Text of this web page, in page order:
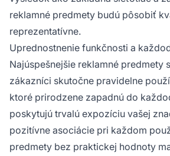
reklamné predmety budú pôsobiť
reprezentatívne.
Uprednostnenie funkčnosti a
Najúspešnejšie reklamné predmety
zákazníci skutočne pravidelne
ktoré prirodzene zapadnú do
poskytujú trvalú expozíciu vašej
pozitívne asociácie pri každom
predmety bez praktickej hodnoty